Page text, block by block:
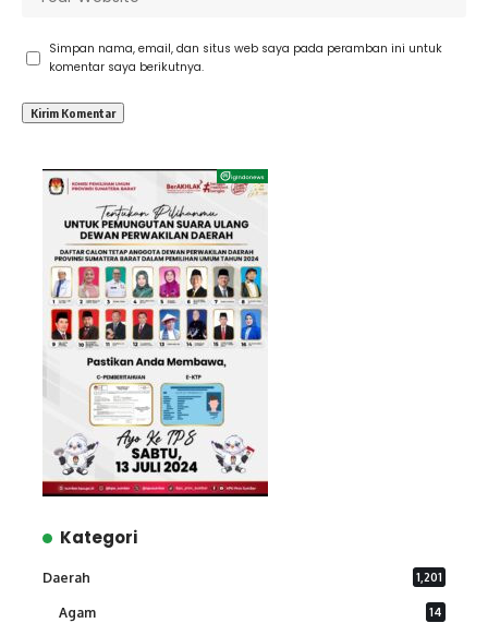
Simpan nama, email, dan situs web saya pada peramban ini untuk
komentar saya berikutnya.
Kategori
Daerah 1,201
Agam 14